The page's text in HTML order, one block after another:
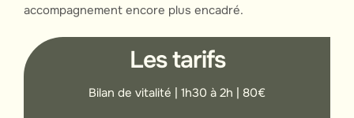
accompagnement encore plus encadré.
Les tarifs
Bilan de vitalité | 1h30 à 2h | 80€